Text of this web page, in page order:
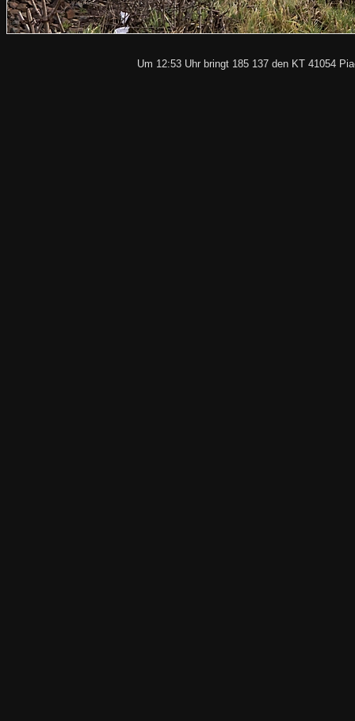
Um 12:53 Uhr bringt 185 137 den KT 41054